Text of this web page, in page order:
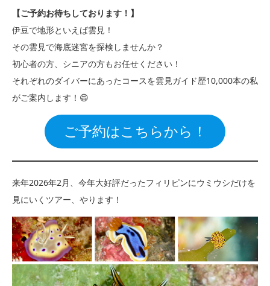
【ご予約お待ちしております！】
伊豆で地形といえば雲見！
その雲見で海底迷宮を探検しませんか？
初心者の方、シニアの方もお任せください！
それぞれのダイバーにあったコースを雲見ガイド歴10,000本の私
がご案内します！😄
ご予約はこちらから！
来年2026年2月、今年大好評だったフィリピンにウミウシだけを
見にいくツアー、やります！